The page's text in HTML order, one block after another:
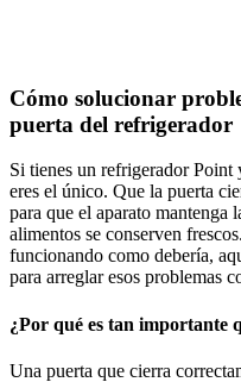
Cómo solucionar
puerta del refrigerador
Si tienes un refrigerador Point
eres el único. Que la puerta
para que el aparato mantenga
alimentos se conserven
funcionando como debería,
para arreglar esos problemas
¿Por qué es tan importante
Una puerta que cierra